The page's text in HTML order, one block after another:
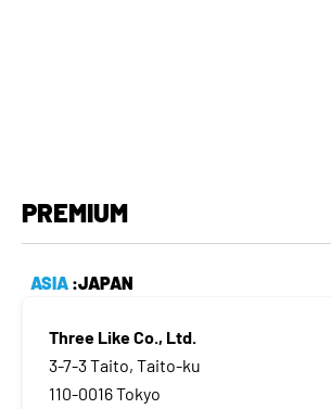
PREMIUM
ASIA :JAPAN
Three Like Co., Ltd.
3-7-3 Taito, Taito-ku
110-0016 Tokyo